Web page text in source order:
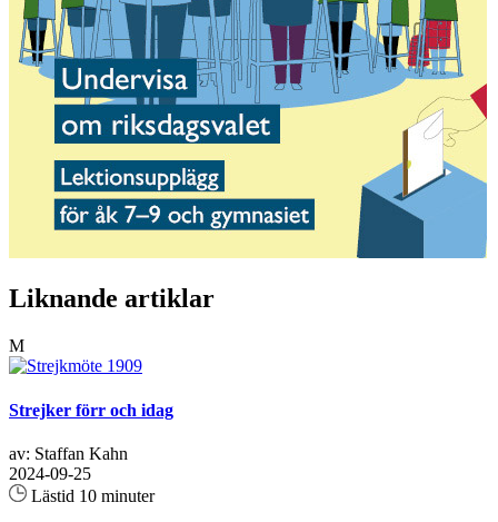
Liknande artiklar
M
Strejker förr och idag
av: Staffan Kahn
2024-09-25
Lästid 10 minuter